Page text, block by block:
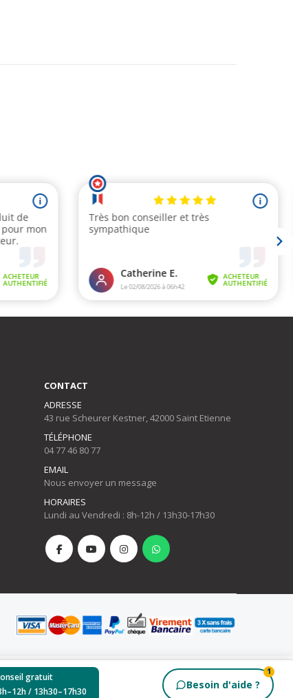
CONTACT
ADRESSE
43 rue Scheurer Kestner, 42000 Saint Etienne
TÉLÉPHONE
04 77 46 80 77
EMAIL
Nous envoyer un message
HORAIRES
Lundi au Vendredi : 8h-12h / 13h30-17h30
gratuit
/ 13h30–17h30
Besoin d'aide ?
1